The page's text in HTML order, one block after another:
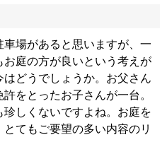
場があると思いますが、一
庭の方が良いという考えが
どうでしょうか。お父さん
をとったお子さんが一台。
しくないですよね。お庭を
てもご要望の多い内容のリ